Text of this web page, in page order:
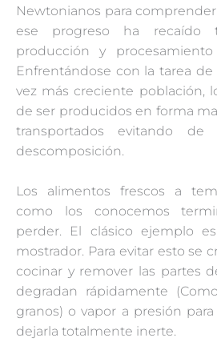
Newtonianos para
ese progreso ha recaído
producción y
Enfrentándose con la tarea
vez más creciente población,
de ser producidos en forma
transportados evitando
descomposición.
Los alimentos frescos a
como los conocemos
perder. El clásico ejemplo
mostrador. Para evitar esto se
cocinar y remover las partes
degradan rápidamente
granos) o vapor a presión
dejarla totalmente inerte.